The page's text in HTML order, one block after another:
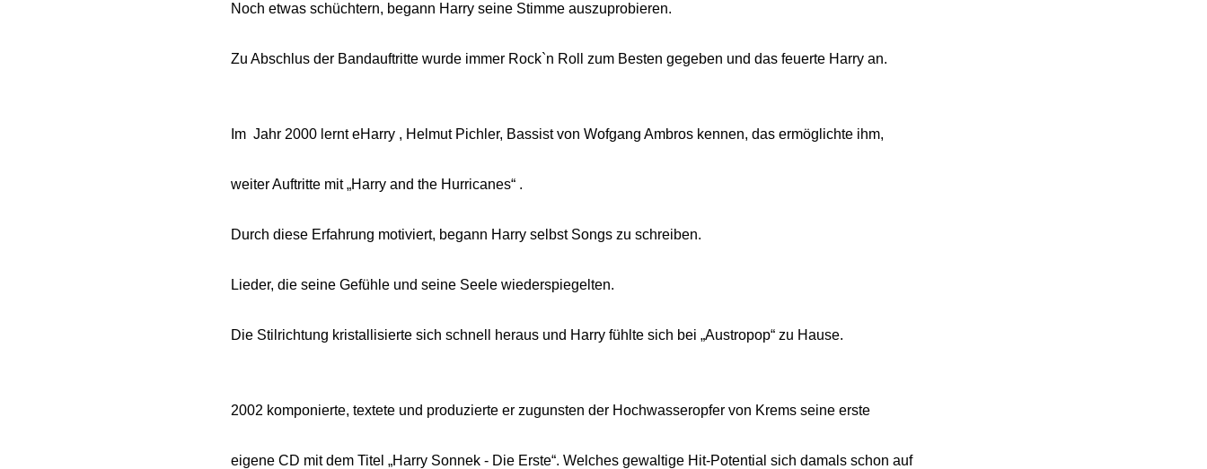
Noch etwas schüchtern, begann Harry seine Stimme auszuprobieren.
Zu Abschlus der Bandauftritte wurde immer Rock`n Roll zum Besten gegeben und das feuerte Harry an.
Im Jahr 2000 lernt eHarry , Helmut Pichler, Bassist von Wofgang Ambros kennen, das ermöglichte ihm,
weiter Auftritte mit „Harry and the Hurricanes“ .
Durch diese Erfahrung motiviert, begann Harry selbst Songs zu schreiben.
Lieder, die seine Gefühle und seine Seele wiederspiegelten.
Die Stilrichtung kristallisierte sich schnell heraus und Harry fühlte sich bei „Austropop“ zu Hause.
2002 komponierte, textete und produzierte er zugunsten der Hochwasseropfer von Krems seine erste
eigene CD mit dem Titel „Harry Sonnek - Die Erste“. Welches gewaltige Hit-Potential sich damals schon auf